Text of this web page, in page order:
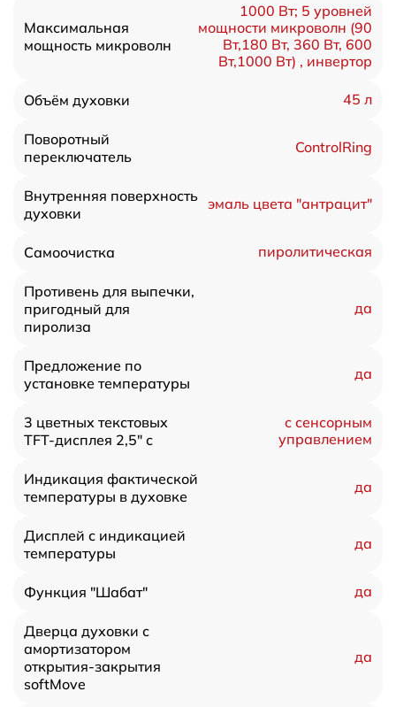
Максимальная
мощность микроволн
1000 Вт; 5 уровней
мощности микроволн (90
Вт,180 Вт, 360 Вт, 600
Вт,1000 Вт) , инвертор
Объём духовки 45 л
Поворотный
переключатель
ControlRing
Внутренняя поверхность
духовки
эмаль цвета "антрацит"
Самоочистка пиролитическая
Противень для выпечки,
пригодный для
пиролиза
да
Предложение по
установке температуры
да
3 цветных текстовых
TFT-дисплея 2,5" с
с сенсорным
управлением
Индикация фактической
температуры в духовке
да
Дисплей с индикацией
температуры
да
Функция "Шабат" да
Дверца духовки с
амортизатором
открытия-закрытия
softMove
да